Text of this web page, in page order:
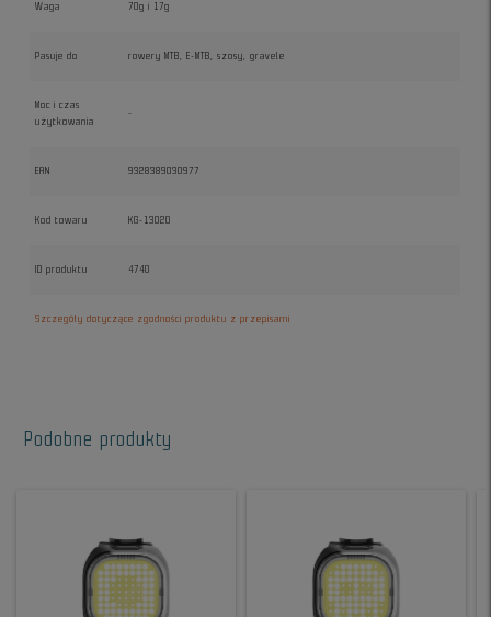
Waga 70g i 17g
Pasuje do rowery MTB, E-MTB, szosy, gravele
Moc i czas
użytkowania
-
EAN 9328389030977
Kod towaru KG-13020
ID produktu 4740
Szczegóły dotyczące zgodności produktu z przepisami
Podobne produkty